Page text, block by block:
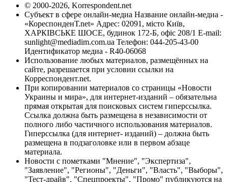
© 2000-2026, Korrespondent.net
Субъект в сфере онлайн-медиа Название онлайн-медиа -
«КореспонденТ.net» Адрес: 02091, місто Київ,
ХАРКІВСЬКЕ ШОСЕ, будинок 172-Б, офіс 208/1 E-mail:
sunlight@mediadim.com.ua Телефон: 044-205-43-00
Идентификатор медиа - R40-06068
Использование любых материалов, размещённых на
сайте, разрешается при условии ссылки на
Корреспондент.net.
При копировании материалов со страницы «Новости
Украины и мира», для интернет-изданий – обязательна
прямая открытая для поисковых систем гиперссылка.
Ссылка должна быть размещена в независимости от
полного либо частичного использования материалов.
Гиперссылка (для интернет- изданий) – должна быть
размещена в подзаголовке или в первом абзаце
материала.
Новости с пометками "Мнение", "Экспертиза",
"Заявление", "Регионы", "Деньги", "Власть", "Выборы",
"Тест-драйв", "Спецпроекты", "Промо" публикуются на